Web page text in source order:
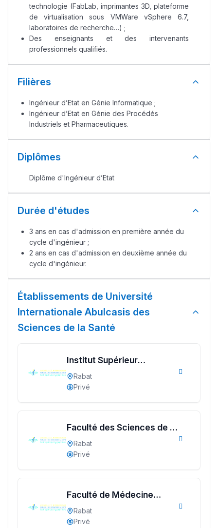
Lycée Maroc
التعليم الثانوي الإعدادي
+ de 78 Sujets
Interviews/Vidéos
دليل التوجيه
technologie (FabLab, imprimantes 3D, plateforme
de virtualisation sous VMWare vSphere 6.7,
laboratoires de recherche…) ;
Des enseignants et des intervenants
professionnels qualifiés.
Filières
Ingénieur d’Etat en Génie Informatique ;
Ingénieur d’Etat en Génie des Procédés
Industriels et Pharmaceutiques.
Diplômes
Diplôme d'Ingénieur d’Etat
Durée d'études
3 ans en cas d'admission en première année du
cycle d'ingénieur ;
2 ans en cas d'admission en deuxième année du
cycle d'ingénieur.
Établissements de Université
Internationale Abulcasis des
Sciences de la Santé
Institut Supérieur
d’Ingénierie et
Technologies de Santé
Rabat
Privé
Faculté des Sciences de la
Santé de Rabat
Rabat
Privé
Faculté de Médecine
Dentaire Abulcasis
Rabat
Privé